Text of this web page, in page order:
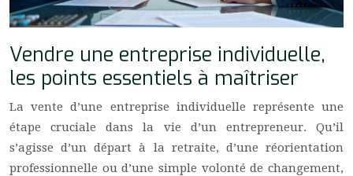
Vendre une entreprise individuelle,
les points essentiels à maîtriser
La vente d’une entreprise individuelle représente une
étape cruciale dans la vie d’un entrepreneur. Qu’il
s’agisse d’un départ à la retraite, d’une réorientation
professionnelle ou d’une simple volonté de changement,